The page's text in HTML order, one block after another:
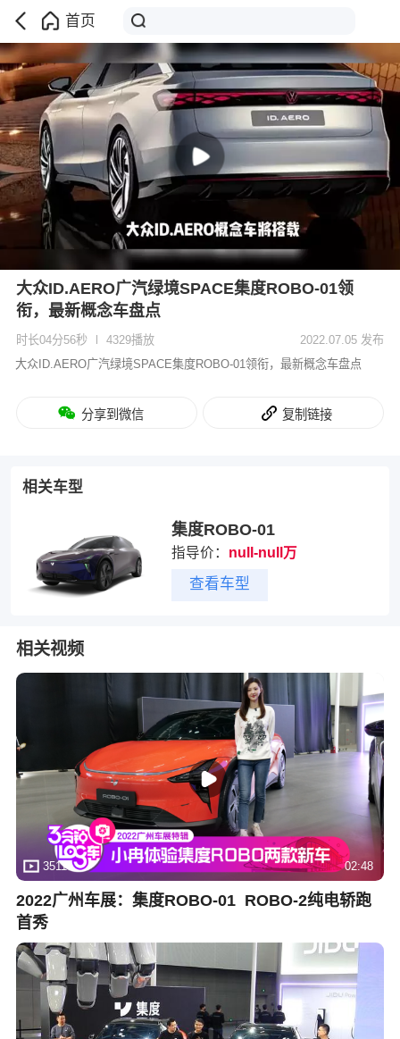
首页
大众ID.AERO广汽绿境SPACE集度ROBO-01领
衔，最新概念车盘点
时长04分56秒 4329播放
2022.07.05 发布
大众ID.AERO广汽绿境SPACE集度ROBO-01领衔，最新概念车盘点
分享到微信 复制链接
相关车型
集度ROBO-01
指导价： null-null万
查看车型
相关视频
3511 02:48
2022广州车展：集度ROBO-01 ROBO-2纯电轿跑
首秀